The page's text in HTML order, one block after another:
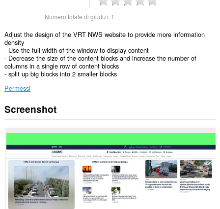
Numero totale di giudizi: 1
Adjust the design of the VRT NWS website to provide more information
density
- Use the full width of the window to display content
- Decrease the size of the content blocks and increase the number of
columns in a single row of content blocks
- split up big blocks into 2 smaller blocks
Permessi
Questa
estensione
accedere
tuoi
alcuni
siti
web.
Screenshot